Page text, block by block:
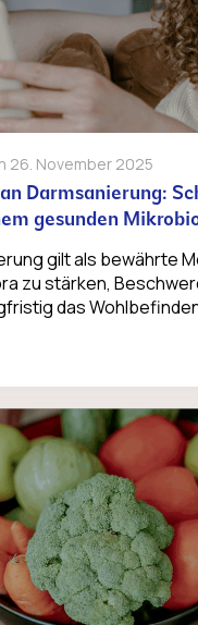
26. November 2025
Darmsanierung:
gesunden
gilt als bewährte
zu stärken,
das